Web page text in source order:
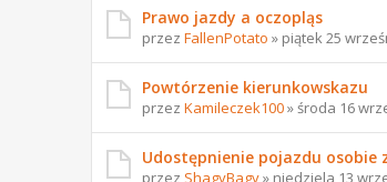
Prawo jazdy a oczopląs
przez FallenPotato » piątek 25
Powtórzenie kierunkowskazu
przez Kamileczek100» środa 16
Udostępnienie pojazdu
przez ShagyBagy» niedziela 13